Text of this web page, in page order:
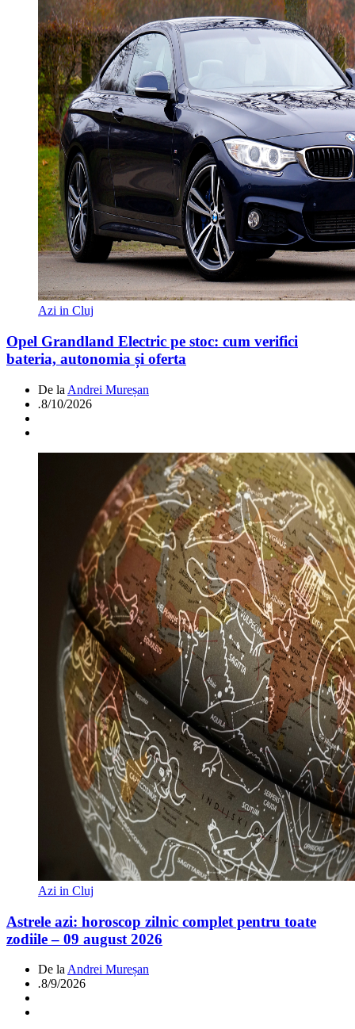
Azi in Cluj
Opel Grandland Electric pe stoc: cum verifici
bateria, autonomia și oferta
De la Andrei Mureșan
.8/10/2026
Azi in Cluj
Astrele azi: horoscop zilnic complet pentru toate
zodiile – 09 august 2026
De la Andrei Mureșan
.8/9/2026